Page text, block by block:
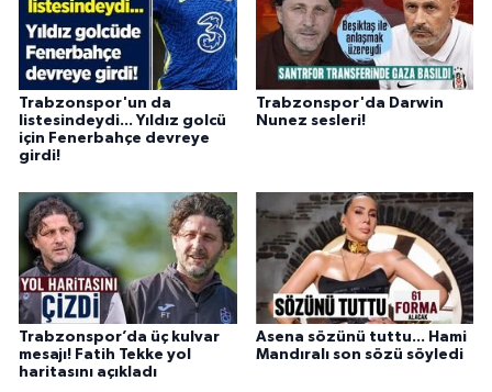
Trabzonspor'un da
listesindeydi... Yıldız golcü
için Fenerbahçe devreye
girdi!
Trabzonspor'da Darwin
Nunez sesleri!
Trabzonspor’da üç kulvar
mesajı! Fatih Tekke yol
haritasını açıkladı
Asena sözünü tuttu... Hami
Mandıralı son sözü söyledi